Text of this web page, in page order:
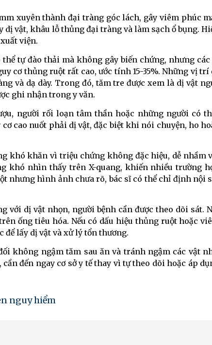
xuyên thành đại tràng góc lách, gây viêm phúc
vật, khâu lỗ thủng đại tràng và làm sạch ổ bụng.
viện.
tự đào thải mà không gây biến chứng, nhưng
cơ thủng ruột rất cao, ước tính 15-35%. Những vị trí
và dạ dày. Trong đó, tăm tre được xem là dị vật
ghi nhận trong y văn.
người rối loạn tâm thần hoặc những người có
cao nuốt phải dị vật, đặc biệt khi nói chuyện, ho
khó khăn vì triệu chứng không đặc hiệu, dễ nhầm
khó nhìn thấy trên X-quang, khiến nhiều trường
nhưng hình ảnh chưa rõ, bác sĩ có thể chỉ định nội
với dị vật nhọn, người bệnh cần được theo dõi sát.
ống tiêu hóa. Nếu có dấu hiệu thủng ruột hoặc
để lấy dị vật và xử lý tổn thương.
không ngậm tăm sau ăn và tránh ngậm các vật
đến ngay cơ sở y tế thay vì tự theo dõi hoặc áp
nguy hiểm